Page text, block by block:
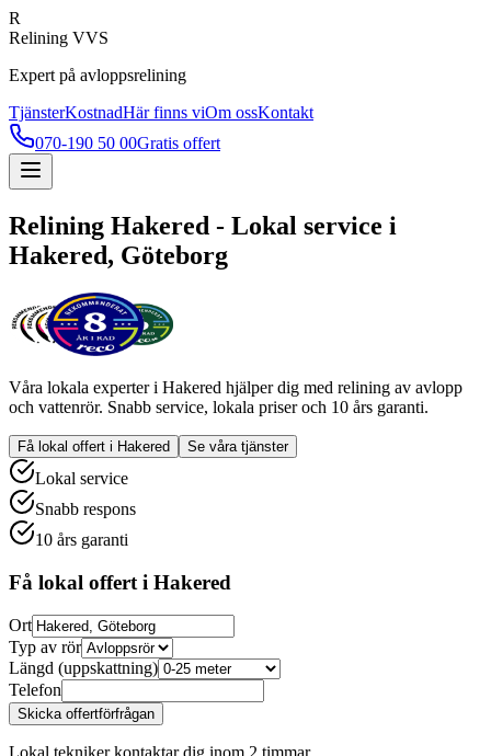
R
Relining VVS
Expert på avloppsrelining
TjänsterKostnadHär finns viOm ossKontakt
070-190 50 00Gratis offert
Relining Hakered - Lokal service i
Hakered, Göteborg
Våra lokala experter i Hakered hjälper dig med relining av avlopp
och vattenrör. Snabb service, lokala priser och 10 års garanti.
Få lokal offert i Hakered Se våra tjänster
Lokal service
Snabb respons
10 års garanti
Få lokal offert i Hakered
Ort
Typ av rör
Längd (uppskattning)
Telefon
Skicka offertförfrågan